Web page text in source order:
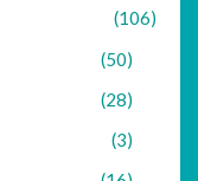
(106)
(50)
(28)
(3)